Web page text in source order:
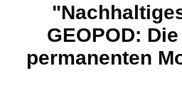
GEOPOD:
permanenten